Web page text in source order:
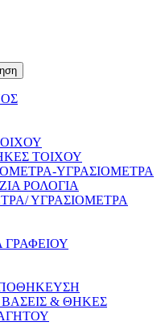
ΤΟΙΧΟΥ
ΥΓΡΑΣΙΟΜΕΤΡΑ
ΡΟΛΟΓΙΑ
ΥΓΡΑΣΙΟΜΕΤΡΑ
ΓΡΑΦΕΙΟΥ
& ΘΗΚΕΣ